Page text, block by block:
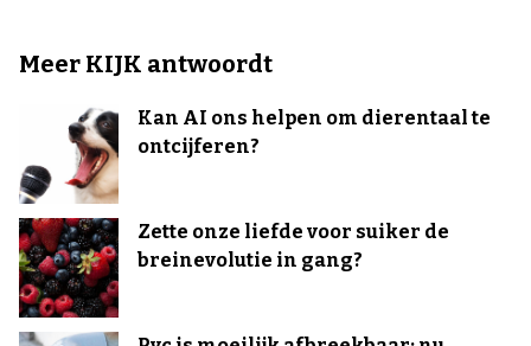
Meer KIJK antwoordt
Kan AI ons helpen om dierentaal te
ontcijferen?
Zette onze liefde voor suiker de
breinevolutie in gang?